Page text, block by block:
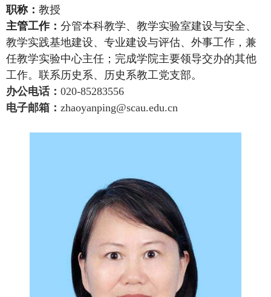
职称： 教授
主管工作： 分管本科教学、教学实验室建设与安全、
教学实践基地建设、专业建设与评估、外事工作，兼
任教学实验中心主任；完成学院主要领导交办的其他
工作。联系历史系、历史系教工党支部。
办公电话： 020-85283556
电子邮箱： zhaoyanping@scau.edu.cn